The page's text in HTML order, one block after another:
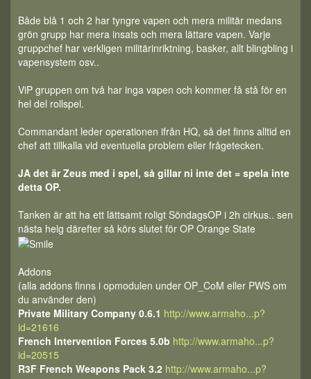
Både blå 1 och 2 har tyngre vapen och mera militär medans
grön grupp har mera insats och mera lättare vapen. Varje
gruppchef har verkligen militärinriktning, basker, allt blingbling i
vapensystem osv..
ViP gruppen om två har inga vapen och kommer få stå för en
hel del rollspel.
Commandant leder operationen ifrån HQ, så det finns alltid en
chef att tillkalla vid eventuella problem eller frågetecken.
JA det är Zeus med i spel, så gillar ni inte det = spela inte
detta OP.
Tanken är att ha ett lättsamt roligt SöndagsOP i 2h cirkus.. sen
nästa helg därefter så körs slutet för OP Orange State
Addons
(alla addons finns i opmodulen under OP_CoM eller PWS om
du använder den)
Private Military Company 0.6.1 http://www.armaho...p?
id=21616
French Intervention Forces 5.0b http://www.armaho...p?
id=20515
R3F French Weapons Pack 3.2 http://www.armaho...p?